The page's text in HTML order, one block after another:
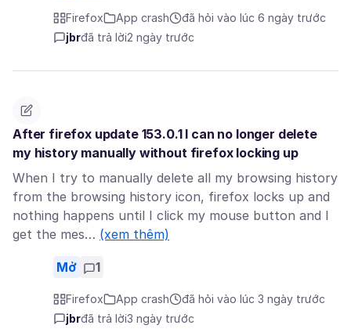
Firefox App crash
đã hỏi vào lúc 6 ngày trước
jbrđã trả lời2 ngày trước
After firefox update 153.0.1 I can no longer delete
my history manually without firefox locking up
When I try to manually delete all my browsing history
from the browsing history icon, firefox locks up and
nothing happens until I click my mouse button and I
get the mes… (xem thêm)
Mở 1
Firefox App crash
đã hỏi vào lúc 3 ngày trước
jbrđã trả lời3 ngày trước